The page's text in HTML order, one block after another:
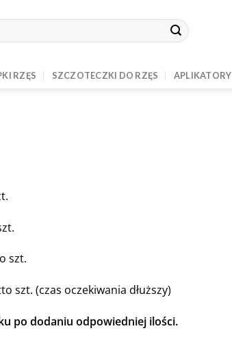
RZĘS SZCZOTECZKI DO RZĘS APLIKATORY
szt.
szt. (czas oczekiwania dłuższy)
po dodaniu odpowiedniej ilości.